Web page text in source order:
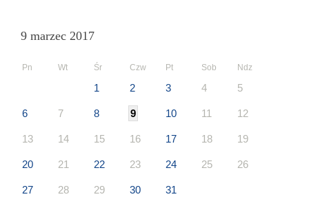
9 marzec 2017
Pn Wt Śr Czw Pt Sob Ndz
1 2 3 4 5
6 7 8 9 10 11 12
13 14 15 16 17 18 19
20 21 22 23 24 25 26
27 28 29 30 31